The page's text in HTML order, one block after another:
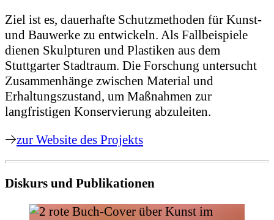
Ziel ist es, dauerhafte Schutzmethoden für Kunst-
und Bauwerke zu entwickeln. Als Fallbeispiele
dienen Skulpturen und Plastiken aus dem
Stuttgarter Stadtraum. Die Forschung untersucht
Zusammenhänge zwischen Material und
Erhaltungszustand, um Maßnahmen zur
langfristigen Konservierung abzuleiten.
zur Website des Projekts
Diskurs und Publikationen